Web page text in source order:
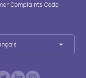
Complaints Code